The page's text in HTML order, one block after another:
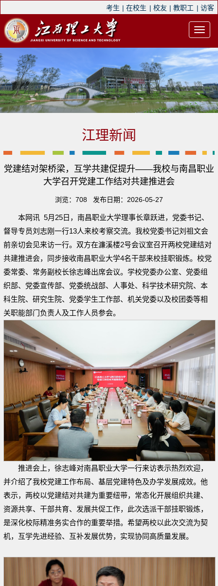
考生 | 在校生 | 校友 | 教职工 | 访客
江理新闻
党建结对架桥梁，互学共建促提升——我校与南昌职业
大学召开党建工作结对共建推进会
浏览： 708 发布日期：2026-05-27
本网讯 5月25日，南昌职业大学理事长章跃进，党委书记、
督导专员刘志刚一行13人来校考察交流。我校党委书记刘祖文会
前亲切会见来访一行。双方在濂溪楼2号会议室召开两校党建结对
共建推进会，同步接收南昌职业大学4名干部来校挂职锻炼。校党
委常委、常务副校长徐志峰出席会议。学校党委办公室、党委组
织部、党委宣传部、党委统战部、人事处、科学技术研究院、本
科生院、研究生院、党委学生工作部、机关党委以及校团委等相
关职能部门负责人及工作人员参会。
推进会上，徐志峰对南昌职业大学一行来访表示热烈欢迎，
并介绍了我校党建工作布局、基层党建特色及办学发展成效。他
表示，两校以党建结对共建为重要纽带，常态化开展组织共建、
资源共享、干部共育、发展共促工作，此次选派干部挂职锻炼，
是深化校际精准务实合作的重要举措。希望两校以此次交流为契
机，互学先进经验、互补发展优势，实现协同高质量发展。